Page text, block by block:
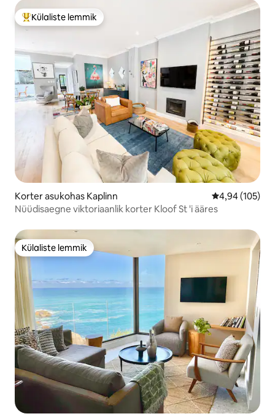
Külaliste suur lemmik
Külaliste lemmik
Korter asukohas Kaplinn Keskmine
4,94 (105)
Nüüdisaegne viktoriaanlik korter Kloof St 'i ääres
Külaliste lemmik
Külaliste lemmik